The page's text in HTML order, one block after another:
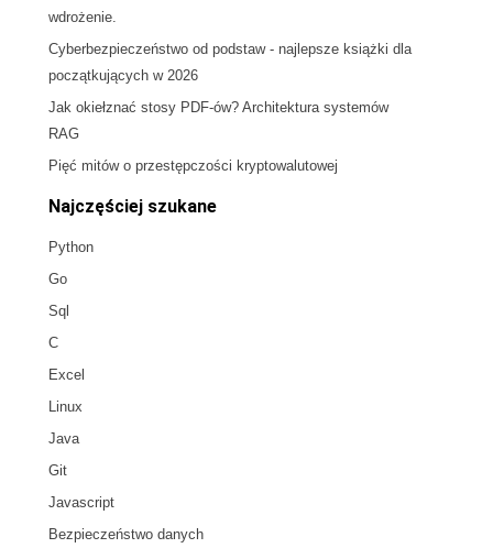
wdrożenie.
Cyberbezpieczeństwo od podstaw - najlepsze książki dla
początkujących w 2026
Jak okiełznać stosy PDF-ów? Architektura systemów
RAG
Pięć mitów o przestępczości kryptowalutowej
Najczęściej szukane
Python
Go
Sql
C
Excel
Linux
Java
Git
Javascript
Bezpieczeństwo danych